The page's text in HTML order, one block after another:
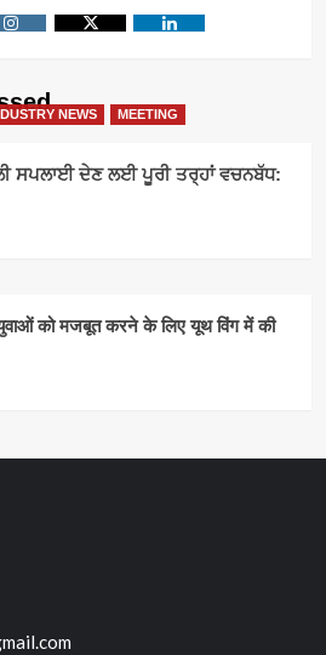
NEWS MEETING
ਸਪਲਾਈ ਦੇਣ ਲਈ ਪੂਰੀ ਤਰ੍ਹਾਂ ਵਚਨਬੱਧ:
को मजबूत करने के लिए यूथ विंग में की